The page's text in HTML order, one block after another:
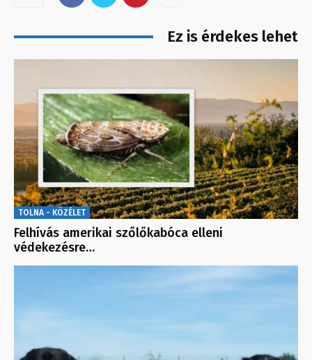
Ez is érdekes lehet
TOLNA - KÖZÉLET
Felhívás amerikai szőlőkabóca elleni
védekezésre…